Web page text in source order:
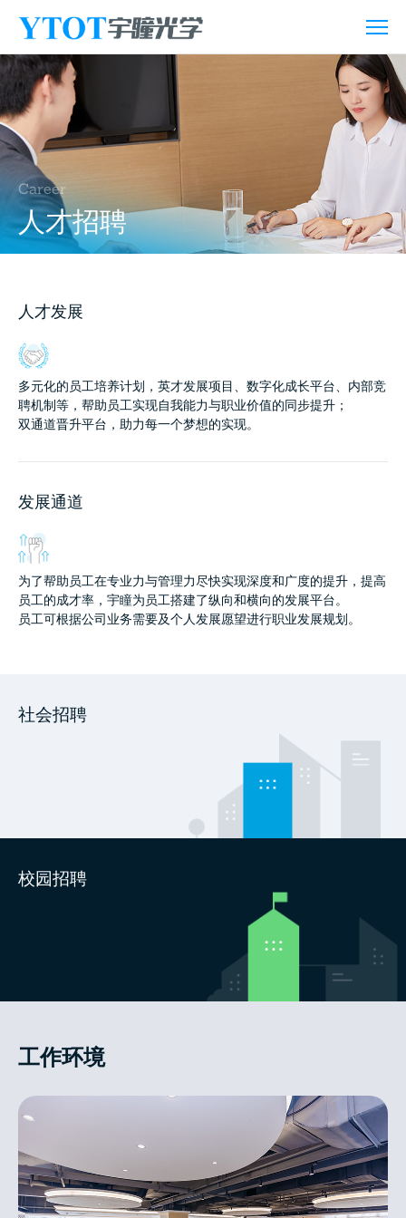
招
聘
Career
人才招聘
人才发展
多元化的员工培养计划，英才发展项目、数字化成长平台、内部竞
聘机制等，帮助员工实现自我能力与职业价值的同步提升；
双通道晋升平台，助力每一个梦想的实现。
发展通道
为了帮助员工在专业力与管理力尽快实现深度和广度的提升，提高
员工的成才率，宇瞳为员工搭建了纵向和横向的发展平台。
员工可根据公司业务需要及个人发展愿望进行职业发展规划。
社会招聘
校园招聘
工作环境